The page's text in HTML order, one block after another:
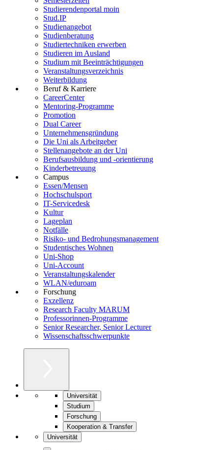
Studierendenportal moin
Stud.IP
Studienangebot
Studienberatung
Studiertechniken erwerben
Studieren im Ausland
Studium mit Beeinträchtigungen
Veranstaltungsverzeichnis
Weiterbildung
Beruf & Karriere
CareerCenter
Mentoring-Programme
Promotion
Dual Career
Unternehmensgründung
Die Uni als Arbeitgeber
Stellenangebote an der Uni
Berufsausbildung und -orientierung
Kinderbetreuung
Campus
Essen/Mensen
Hochschulsport
IT-Servicedesk
Kultur
Lageplan
Notfälle
Risiko- und Bedrohungsmanagement
Studentisches Wohnen
Uni-Shop
Uni-Account
Veranstaltungskalender
WLAN/eduroam
Forschung
Exzellenz
Research Faculty MARUM
Professorinnen-Programme
Senior Researcher, Senior Lecturer
Wissenschaftsschwerpunkte
Universität
Studium
Forschung
Kooperation & Transfer
Universität